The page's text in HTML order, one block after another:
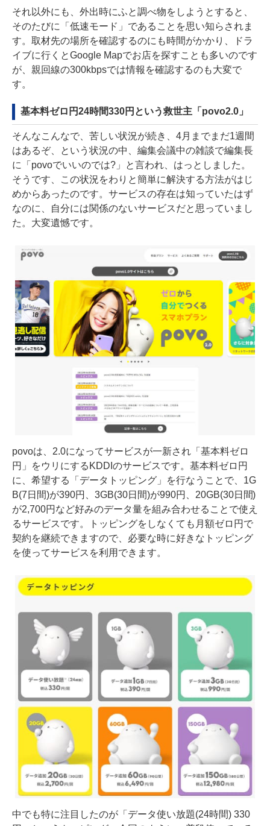
それ以外にも、外出時にふと調べ物をしようとすると、
そのたびに「低速モード」であることを思い知らされま
す。取材先の場所を確認するのにも時間がかかり、ドラ
イブに行くとGoogle Mapでお店を探すことも多いのです
が、親回線の300kbpsでは情報を確認するのも大変で
す。
基本料ゼロ円24時間330円という救世主「povo2.0」
そんなこんなで、苦しい状況が続き、4月までまだ1週間
はあるぞ、という状況の中、編集会議中の雑談で編集長
に「povoでいいのでは?」と言われ、はっとしました。
そうです、この状況をわりと簡単に解決する方法がはじ
めからあったのです。サービスの存在は知っていたはず
なのに、自分には関係のないサービスだと思っていまし
た。大変遺憾です。
povoは、2.0になってサービスが一新され「基本料ゼロ
円」をウリにするKDDIのサービスです。基本料ゼロ円
に、希望する「データトッピング」を行なうことで、1G
B(7日間)が390円、3GB(30日間)が990円、20GB(30日間)
が2,700円など好みのデータ量を組み合わせることで使え
るサービスです。トッピングをしなくても月額ゼロ円で
契約を継続できますので、必要な時に好きなトッピング
を使ってサービスを利用できます。
中でも特に注目したのが「データ使い放題(24時間) 330